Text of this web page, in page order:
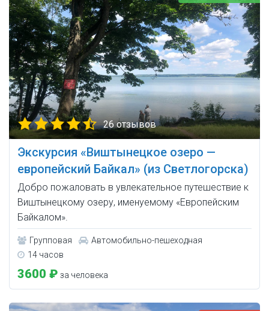
26 отзывов
Экскурсия «Виштынецкое озеро —
европейский Байкал» (из Светлогорска)
Добро пожаловать в увлекательное путешествие к
Виштынецкому озеру, именуемому «Европейским
Байкалом».
Групповая
Автомобильно-пешеходная
14 часов
3600 ₽ за человека